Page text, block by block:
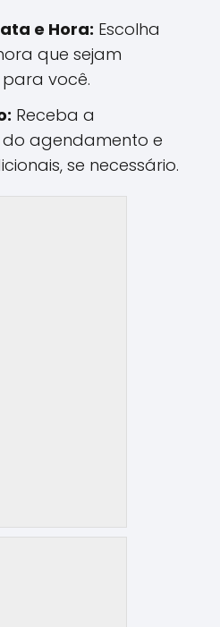
e Hora: Escolha
que sejam
você.
Receba a
agendamento e
se necessário.